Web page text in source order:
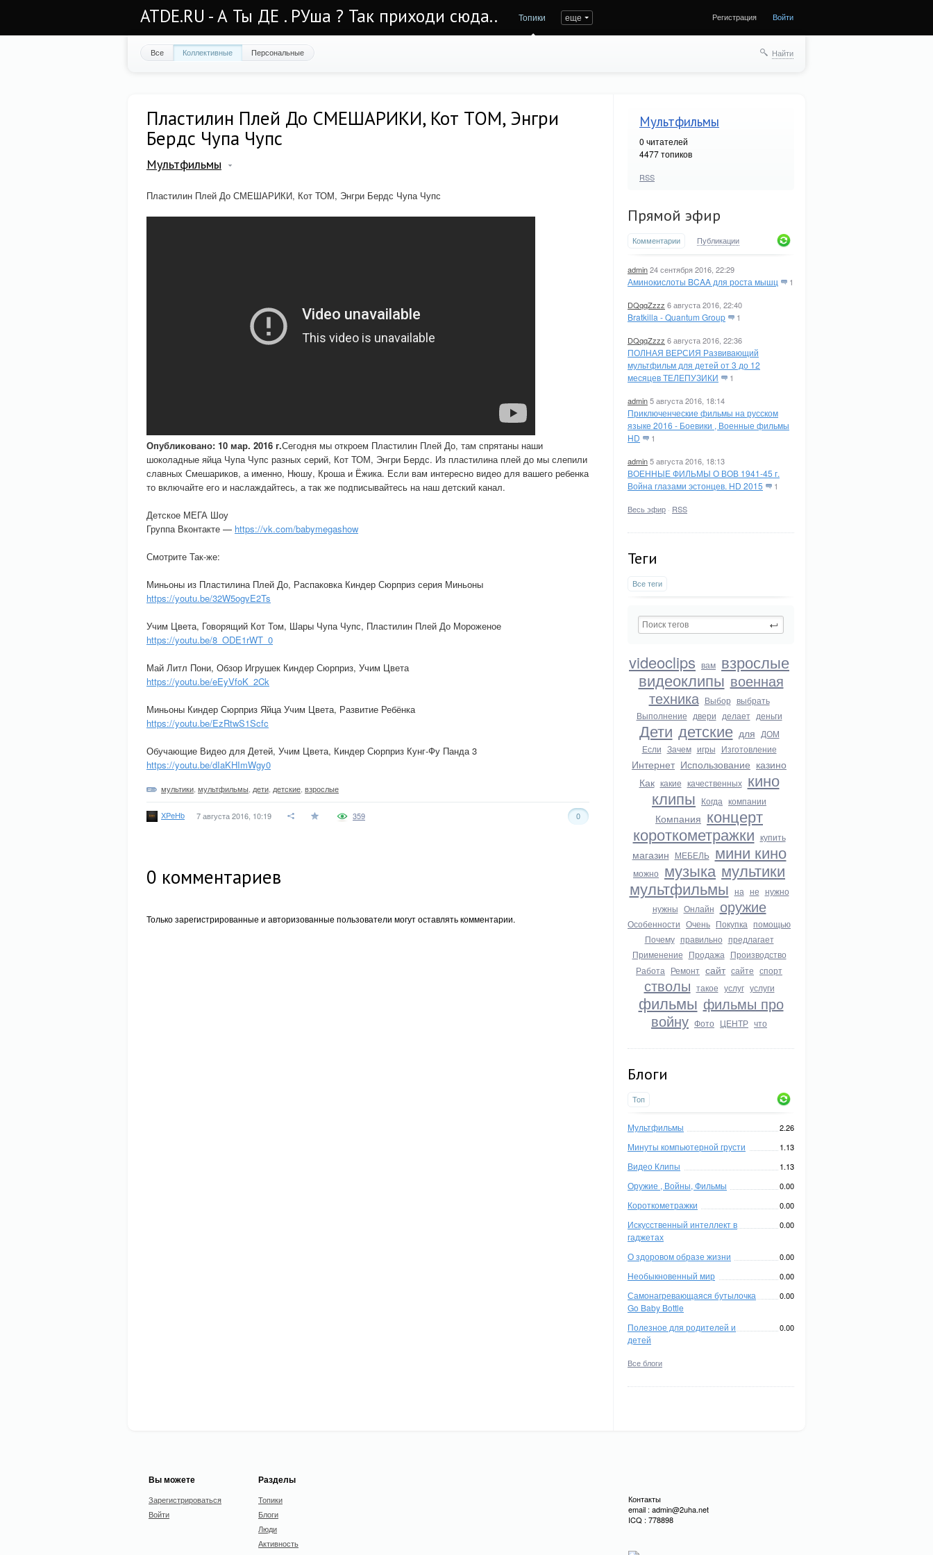
ATDE.RU - А Ты ДЕ . РУша ? Так приходи сюда.. Топики еще Регистрация Войти
Все Коллективные Персональные Найти
Мультфильмы
0 читателей
4477 топиков
RSS
Прямой эфир
Комментарии Публикации
admin24 сентября 2016, 22:29
Аминокислоты BCAA для роста мышц 1
DQqqZzzz 6 августа 2016, 22:40
Bratkilla - Quantum Group 1
DQqqZzzz 6 августа 2016, 22:36
ПОЛНАЯ ВЕРСИЯ Развивающий
мультфильм для детей от 3 до 12
месяцев ТЕЛЕПУЗИКИ
1
admin5 августа 2016, 18:14
Приключенческие фильмы на русском
языке 2016 - Боевики , Военные фильмы
HD
1
admin5 августа 2016, 18:13
ВОЕННЫЕ ФИЛЬМЫ О ВОВ 1941-45 г.
Война глазами эстонцев. HD 2015
1
Весь эфир · RSS
Теги
Все теги
videoclips вам взрослые
видеоклипы военная
техника Выбор выбрать
Выполнение двери делает деньги
Дети детские для ДОМ
Если Зачем игры Изготовление
Интернет Использование казино
Как какие качественных кино
клипы Когда компании
Компания концерт
короткометражки купить
магазин МЕБЕЛЬ мини кино
можно музыка мультики
мультфильмы на не нужно
нужны Онлайн оружие
Особенности Очень Покупка помощью
Почему правильно предлагает
Применение Продажа Производство
Работа Ремонт сайт сайте спорт
стволы такое услуг услуги
фильмы фильмы про
войну Фото ЦЕНТР что
Блоги
Топ
Мультфильмы 2.26
Минуты компьютерной грусти 1.13
Видео Клипы 1.13
Оружие , Войны, Фильмы 0.00
Короткометражки 0.00
Искусственный интеллект в
гаджетах
0.00
О здоровом образе жизни 0.00
Необыкновенный мир 0.00
Самонагревающаяся бутылочка
Go Baby Bottle
0.00
Полезное для родителей и
детей
0.00
Все блоги
Пластилин Плей До СМЕШАРИКИ, Кот ТОМ, Энгри
Бердс Чупа Чупс
Мультфильмы
Пластилин Плей До СМЕШАРИКИ, Кот ТОМ, Энгри Бердс Чупа Чупс
Опубликовано: 10 мар. 2016 г.Сегодня мы откроем Пластилин Плей До, там спрятаны наши
шоколадные яйца Чупа Чупс разных серий, Кот ТОМ, Энгри Бердс. Из пластилина плей до мы слепили
славных Смешариков, а именно, Нюшу, Кроша и Ёжика. Если вам интересно видео для вашего ребенка
то включайте его и наслаждайтесь, а так же подписывайтесь на наш детский канал.
Детское МЕГА Шоу
Группа Вконтакте — https://vk.com/babymegashow
Смотрите Так-же:
Миньоны из Пластилина Плей До, Распаковка Киндер Сюрприз серия Миньоны
https://youtu.be/32W5ogvE2Ts
Учим Цвета, Говорящий Кот Том, Шары Чупа Чупс, Пластилин Плей До Мороженое
https://youtu.be/8_ODE1rWT_0
Май Литл Пони, Обзор Игрушек Киндер Сюрприз, Учим Цвета
https://youtu.be/eEyVfoK_2Ck
Миньоны Киндер Сюрприз Яйца Учим Цвета, Развитие Ребёнка
https://youtu.be/EzRtwS1Scfc
Обучающие Видео для Детей, Учим Цвета, Киндер Сюрприз Кунг-Фу Панда 3
https://youtu.be/dIaKHImWgy0
мультики мультфильмы дети детские взрослые
XPeHb 7 августа 2016, 10:19 0
359
0 комментариев
Только зарегистрированные и авторизованные пользователи могут оставлять комментарии.
Вы можете
Зарегистрироваться
Войти
Разделы
Топики
Блоги
Люди
Активность
Контакты
email : admin@2uha.net
ICQ : 778898